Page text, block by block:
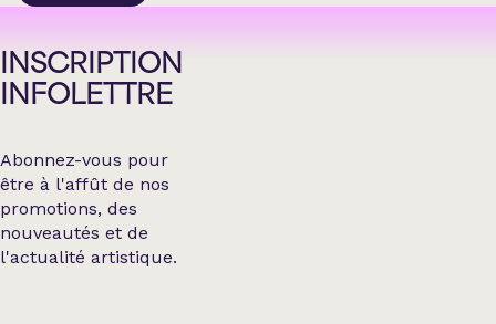
INSCRIPTION
INFOLETTRE
Abonnez-vous pour
être à l'affût de nos
promotions, des
nouveautés et de
l'actualité artistique.